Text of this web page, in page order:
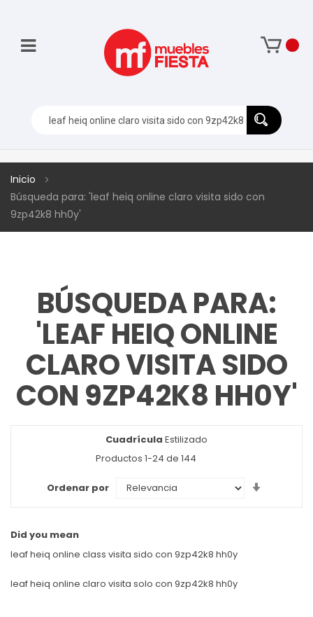
Inicio
Búsqueda para: 'leaf heiq online claro visita sido con
9zp42k8 hh0y'
BÚSQUEDA PARA:
'LEAF HEIQ ONLINE
CLARO VISITA SIDO
CON 9ZP42K8 HH0Y'
Ver
como
Cuadrícula Estilizado
Productos 1-24 de 144
Ordenar por
Did you mean
leaf heiq online class visita sido con 9zp42k8 hh0y
leaf heiq online claro visita solo con 9zp42k8 hh0y